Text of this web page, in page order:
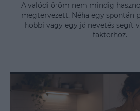
A valódi öröm nem mindig
megtervezett. Néha egy spontán
hobbi vagy egy jó nevetés segít
faktorhoz.